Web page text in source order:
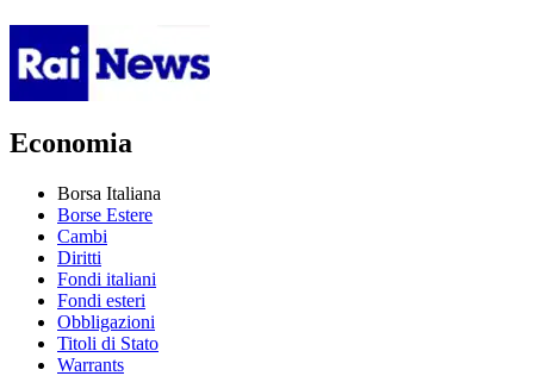
Economia
Borsa Italiana
Borse Estere
Cambi
Diritti
Fondi italiani
Fondi esteri
Obbligazioni
Titoli di Stato
Warrants